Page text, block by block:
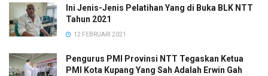
Ini Jenis-Jenis Pelatihan Yang di Buka BLK NTT
Tahun 2021
12 FEBRUARI 2021
Pengurus PMI Provinsi NTT Tegaskan Ketua
PMI Kota Kupang Yang Sah Adalah Erwin Gah